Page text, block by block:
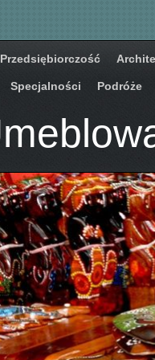
Przedsiębiorczość
Specjalności Podróże